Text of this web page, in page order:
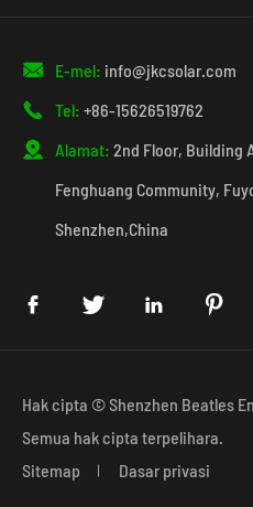
 E-mel: info@jkcsolar.com
 Tel: +86-15626519762
 Alamat: 2nd Floor, Building
Fenghuang Community,
Shenzhen,China
   
Hak cipta © Shenzhen Beatles
Semua hak cipta terpelihara.
Sitemap
Dasar privasi